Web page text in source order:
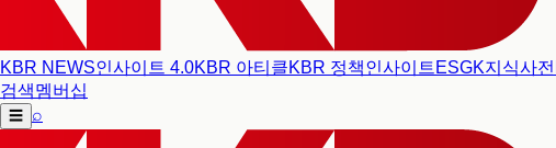
KBR NEWS인사이트 4.0KBR 아티클KBR 정책인사이트 ESGK지식사전
검색멤버십
☰ ⌕